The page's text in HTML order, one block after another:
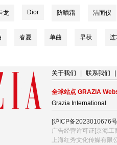
龙 Dior 防晒霜 洁面仪
春夏 单曲 早秋
关于我们 联系我们
全球站点 GRAZIA
Grazia International
[沪ICP备2023010676
广告经营许可证[京海
上海红秀文化传媒有限